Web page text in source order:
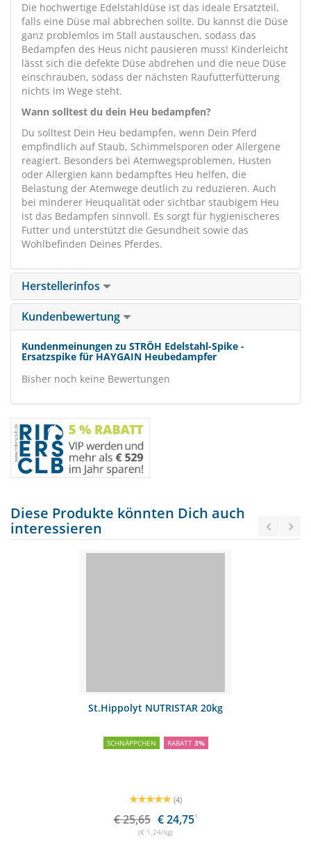
Die hochwertige Edelstahldüse ist das ideale Ersatzteil,
falls eine Düse mal abbrechen sollte. Du kannst die Düse
ganz problemlos im Stall austauschen, sodass das
Bedampfen des Heus nicht pausieren muss! Kinderleicht
lässt sich die defekte Düse abdrehen und die neue Düse
einschrauben, sodass der nächsten Raufutterfütterung
nichts im Wege steht.
Wann solltest du dein Heu bedampfen?
Du solltest Dein Heu bedampfen, wenn Dein Pferd
empfindlich auf Staub, Schimmelsporen oder Allergene
reagiert. Besonders bei Atemwegsproblemen, Husten
oder Allergien kann bedampftes Heu helfen, die
Belastung der Atemwege deutlich zu reduzieren. Auch
bei minderer Heuqualität oder sichtbar staubigem Heu
ist das Bedampfen sinnvoll. Es sorgt für hygienischeres
Futter und unterstützt die Gesundheit sowie das
Wohlbefinden Deines Pferdes.
Herstellerinfos
Kundenbewertung
Kundenmeinungen zu STRÖH Edelstahl-Spike -
Ersatzspike für HAYGAIN Heubedampfer
Bisher noch keine Bewertungen
Diese Produkte könnten Dich auch
interessieren
St.Hippolyt NUTRISTAR 20kg
SCHNÄPPCHEN RABATT 3%
(4)
€ 25,65 € 24,751
(€ 1,24/kg)